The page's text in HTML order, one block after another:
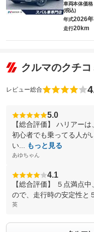
車両本体価格
(税込)
年式2026年
走行20km
クルマのクチコ
レビュー総合
5.0
【総合評価】 ハリアー
初心者でも乗ってる人が
い...
もっと見る
あゆちゃん
4.1
【総合評価】 ５点満点
ので、走行時の安定性と
英